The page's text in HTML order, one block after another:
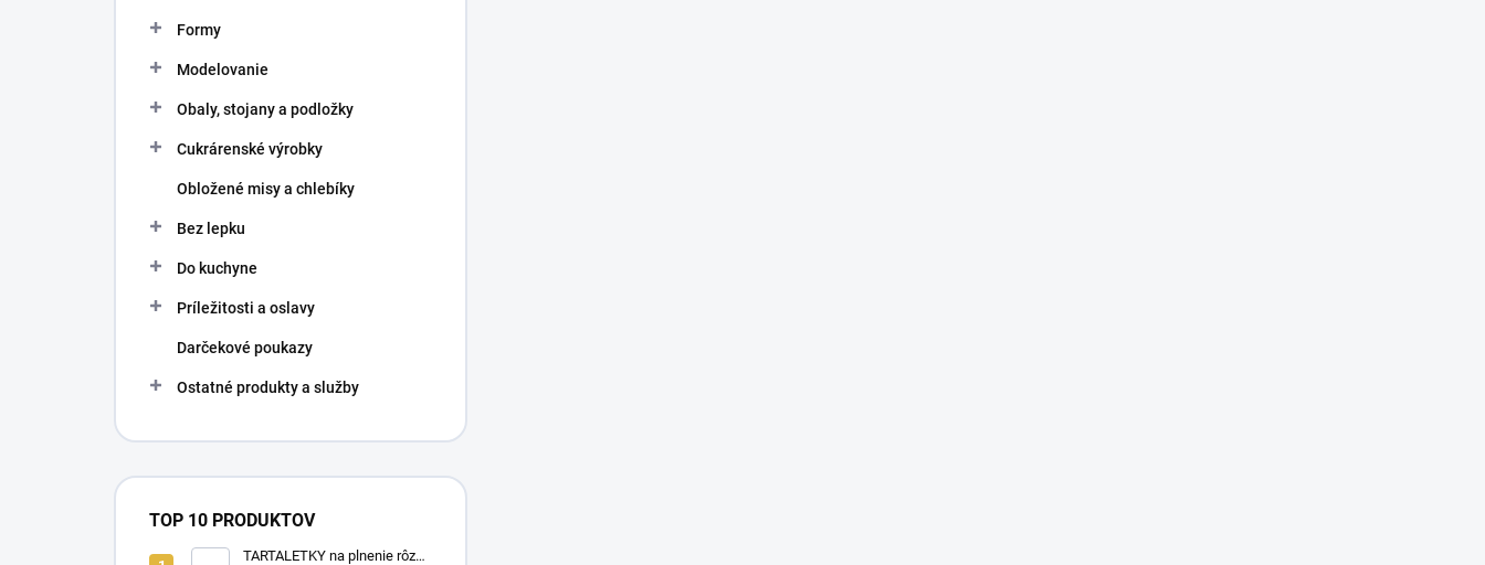
Formy
Modelovanie
Obaly, stojany a podložky
Cukrárenské výrobky
Obložené misy a chlebíky
Bez lepku
Do kuchyne
Príležitosti a oslavy
Darčekové poukazy
Ostatné produkty a služby
TOP 10 PRODUKTOV
TARTALETKY na plnenie rôzne